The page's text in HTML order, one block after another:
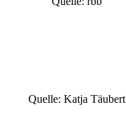
Quelle: Katja Täubert